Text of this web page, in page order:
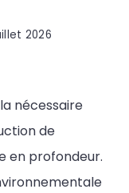
2026
nécessaire
de
en profondeur.